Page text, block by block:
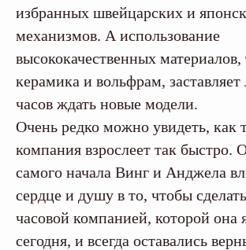
избранных швейцарских и
механизмов. А использование
высококачественных материалов,
керамика и вольфрам,
часов ждать новые модели.
Очень редко можно увидеть, как
компания взрослеет так быстро.
самого начала Винг и Анджела
сердце и душу в то, чтобы
часовой компанией, которой она
сегодня, и всегда оставались